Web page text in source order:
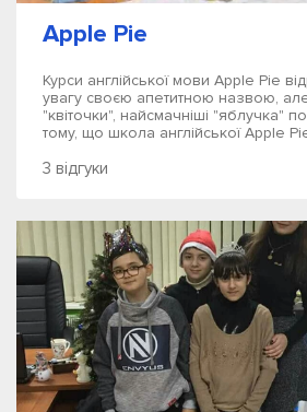
Apple Pie
Курси англійської мови Apple Pie
увагу своєю апетитною назвою, але
"квіточки", найсмачніші "яблучка"
тому, що школа англійської Apple
3 відгуки